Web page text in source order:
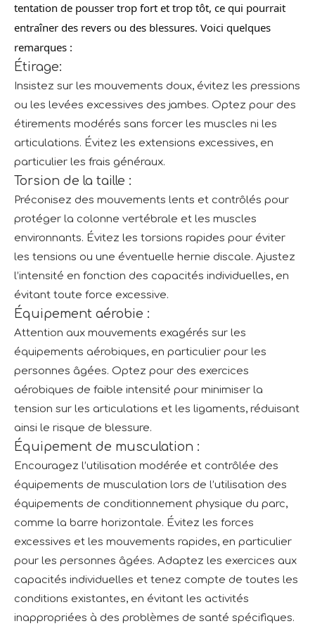
tentation de pousser trop fort et trop tôt, ce qui pourrait
entraîner des revers ou des blessures. Voici quelques
remarques :
Étirage:
Insistez sur les mouvements doux, évitez les pressions
ou les levées excessives des jambes. Optez pour des
étirements modérés sans forcer les muscles ni les
articulations. Évitez les extensions excessives, en
particulier les frais généraux.
Torsion de la taille :
Préconisez des mouvements lents et contrôlés pour
protéger la colonne vertébrale et les muscles
environnants. Évitez les torsions rapides pour éviter
les tensions ou une éventuelle hernie discale. Ajustez
l’intensité en fonction des capacités individuelles, en
évitant toute force excessive.
Équipement aérobie :
Attention aux mouvements exagérés sur les
équipements aérobiques, en particulier pour les
personnes âgées. Optez pour des exercices
aérobiques de faible intensité pour minimiser la
tension sur les articulations et les ligaments, réduisant
ainsi le risque de blessure.
Équipement de musculation :
Encouragez l’utilisation modérée et contrôlée des
équipements de musculation lors de l’utilisation des
équipements de conditionnement physique du parc,
comme la barre horizontale. Évitez les forces
excessives et les mouvements rapides, en particulier
pour les personnes âgées. Adaptez les exercices aux
capacités individuelles et tenez compte de toutes les
conditions existantes, en évitant les activités
inappropriées à des problèmes de santé spécifiques.